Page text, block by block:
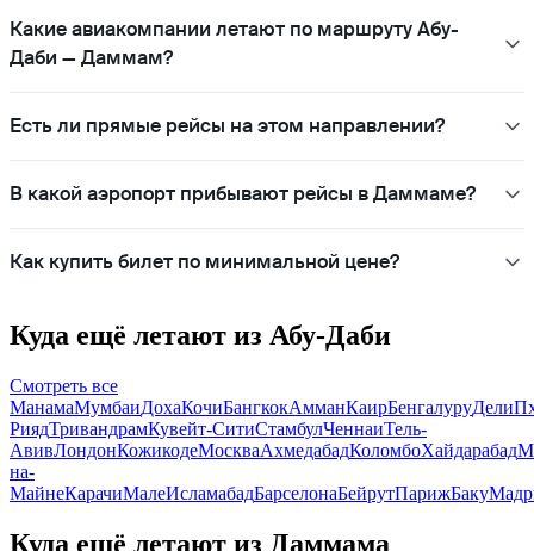
Какие авиакомпании летают по маршруту Абу-
Даби — Даммам?
Есть ли прямые рейсы на этом направлении?
В какой аэропорт прибывают рейсы в Даммаме?
Как купить билет по минимальной цене?
Куда ещё летают из Абу-Даби
Смотреть все
МанамаМумбаиДохаКочиБангкокАмманКаирБенгалуруДели
РиядТривандрамКувейт-СитиСтамбулЧеннаиТель-
АвивЛондонКожикодеМоскваАхмедабадКоломбоХайдарабад
на-
МайнеКарачиМалеИсламабадБарселонаБейрутПарижБаку
Куда ещё летают из Даммама